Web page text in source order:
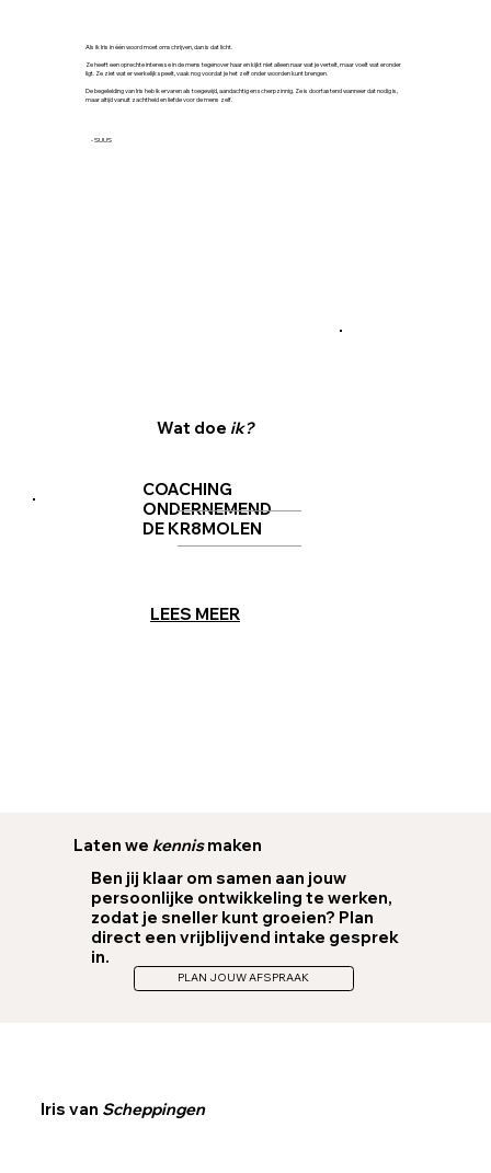
Als ik Iris in één woord moet omschrijven, dan is dat licht.
Ze heeft een oprechte interesse in de mens tegenover haar en kijkt niet alleen naar wat je vertelt, maar voelt wat eronder
ligt. Ze ziet wat er werkelijk speelt, vaak nog voordat je het zelf onder woorden kunt brengen.
De begeleiding van Iris heb ik ervaren als toegewijd, aandachtig en scherpzinnig. Ze is doortastend wanneer dat nodig is,
maar altijd vanuit zachtheid en liefde voor de mens zelf.
- SUUS
COACHING
ONDERNEMEND
DE KR8MOLEN
Wat doe ik?
LEES MEER
Laten we kennismaken
Ben jij klaar om samen aan jouw
persoonlijke ontwikkeling te werken,
zodat je sneller kunt groeien? Plan
direct een vrijblijvend intake gesprek
in.
PLAN JOUW AFSPRAAK
Iris van Scheppingen